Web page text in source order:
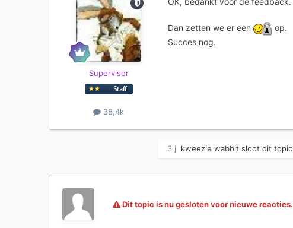
Supervisor
38,4k
Dan zetten we er een
op.
Succes nog.
3 j kweezie wabbit sloot dit topic
Dit topic is nu gesloten voor nieuwe reacties.